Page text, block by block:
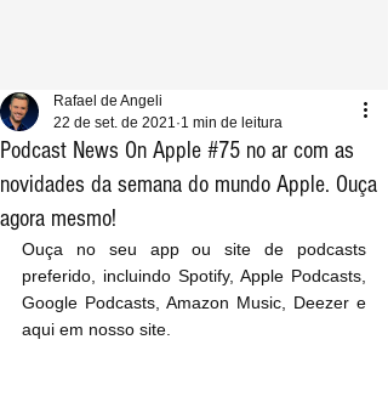
Podcast News On Apple #75 no ar com as
novidades da semana do mundo Apple. Ouça
agora mesmo!
Rafael de Angeli
22 de set. de 2021 1 min de leitura
Ouça no seu app ou site de podcasts
preferido, incluindo Spotify, Apple Podcasts,
Google Podcasts, Amazon Music, Deezer e
aqui em nosso site.